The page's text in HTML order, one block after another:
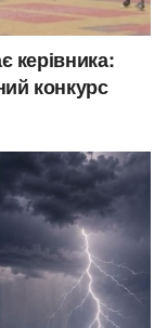
керівника:
конкурс